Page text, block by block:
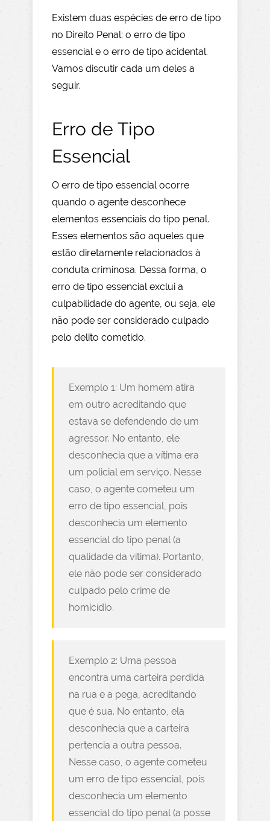
Existem duas espécies de erro de tipo
no Direito Penal: o erro de tipo
essencial e o erro de tipo acidental.
Vamos discutir cada um deles a
seguir.
Erro de Tipo
Essencial
O erro de tipo essencial ocorre
quando o agente desconhece
elementos essenciais do tipo penal.
Esses elementos são aqueles que
estão diretamente relacionados à
conduta criminosa. Dessa forma, o
erro de tipo essencial exclui a
culpabilidade do agente, ou seja, ele
não pode ser considerado culpado
pelo delito cometido.
Exemplo 1: Um homem atira
em outro acreditando que
estava se defendendo de um
agressor. No entanto, ele
desconhecia que a vítima era
um policial em serviço. Nesse
caso, o agente cometeu um
erro de tipo essencial, pois
desconhecia um elemento
essencial do tipo penal (a
qualidade da vítima). Portanto,
ele não pode ser considerado
culpado pelo crime de
homicídio.
Exemplo 2: Uma pessoa
encontra uma carteira perdida
na rua e a pega, acreditando
que é sua. No entanto, ela
desconhecia que a carteira
pertencia a outra pessoa.
Nesse caso, o agente cometeu
um erro de tipo essencial, pois
desconhecia um elemento
essencial do tipo penal (a posse